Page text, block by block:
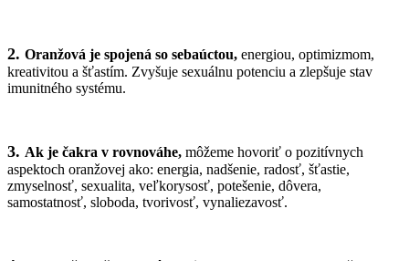
2. Oranžová je spojená so sebaúctou, energiou, optimizmom,
kreativitou a šťastím. Zvyšuje sexuálnu potenciu a zlepšuje stav
imunitného systému.
3. Ak je čakra v rovnováhe, môžeme hovoriť o pozitívnych
aspektoch oranžovej ako: energia, nadšenie, radosť, šťastie,
zmyselnosť, sexualita, veľkorysosť, potešenie, dôvera,
samostatnosť, sloboda, tvorivosť, vynaliezavosť.